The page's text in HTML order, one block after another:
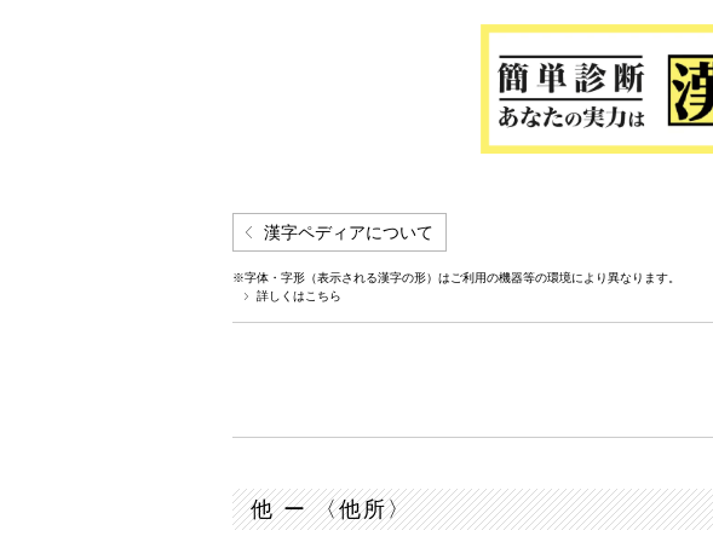
漢字ペディアについて
※字体・字形（表示される漢字の形）はご利用の機器等の環境により異なります。
詳しくはこちら
他 ー 〈他所〉